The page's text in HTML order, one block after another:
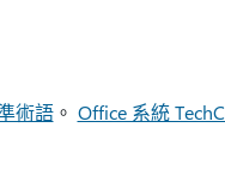
術語。 Office 系統